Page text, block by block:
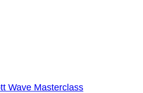
Wave Masterclass